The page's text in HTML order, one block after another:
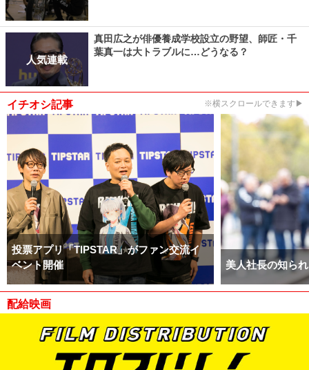
人気連載
真田広之が俳優養成学校設立の野望、師匠・千
葉真一は大トラブルに…どうなる？
イチオシ記事 ※横スクロールできます▶
投票アプリ「TIPSTAR」がファン交流イ
ベント開催
美人社長の知ら
配給映画